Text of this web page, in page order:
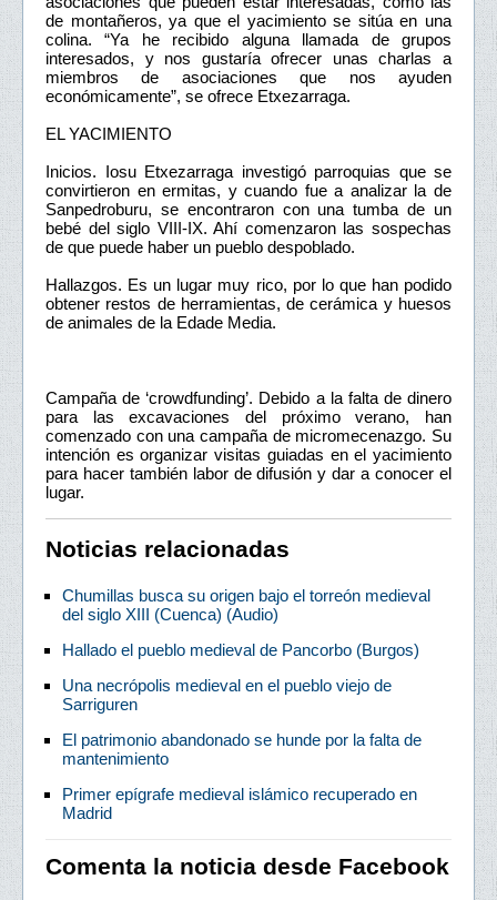
de montañeros, ya que el yacimiento se sitúa en una
colina. “Ya he recibido alguna llamada de grupos
interesados, y nos gustaría ofrecer unas charlas a
miembros de asociaciones que nos ayuden
económicamente”, se ofrece Etxezarraga.
EL YACIMIENTO
Inicios. Iosu Etxezarraga investigó parroquias que se
convirtieron en ermitas, y cuando fue a analizar la de
Sanpedroburu, se encontraron con una tumba de un
bebé del siglo VIII-IX. Ahí comenzaron las sospechas
de que puede haber un pueblo despoblado.
Hallazgos. Es un lugar muy rico, por lo que han podido
obtener restos de herramientas, de cerámica y huesos
de animales de la Edade Media.
Campaña de ‘crowdfunding’. Debido a la falta de dinero
para las excavaciones del próximo verano, han
comenzado con una campaña de micromecenazgo. Su
intención es organizar visitas guiadas en el yacimiento
para hacer también labor de difusión y dar a conocer el
lugar.
Noticias relacionadas
Chumillas busca su origen bajo el torreón medieval
del siglo XIII (Cuenca) (Audio)
Hallado el pueblo medieval de Pancorbo (Burgos)
Una necrópolis medieval en el pueblo viejo de
Sarriguren
El patrimonio abandonado se hunde por la falta de
mantenimiento
Primer epígrafe medieval islámico recuperado en
Madrid
Comenta la noticia desde Facebook